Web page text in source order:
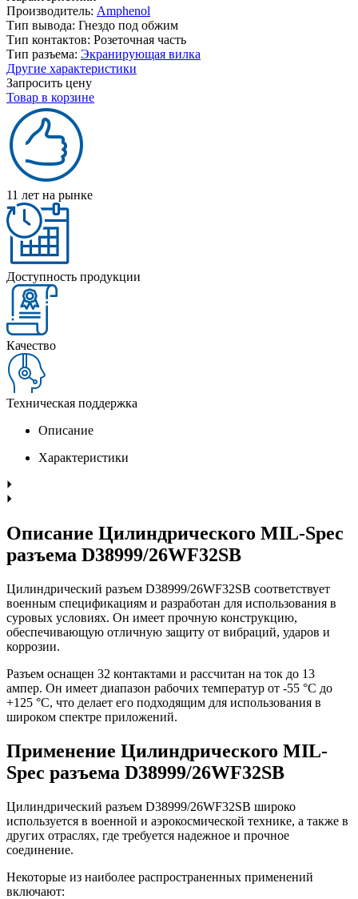
Производитель: Amphenol
Тип вывода: Гнездо под обжим
Тип контактов: Розеточная часть
Тип разъема: Экранирующая вилка
Другие характеристики
Запросить цену
Товар в корзине
11 лет на рынке
Доступность продукции
Качество
Техническая поддержка
Описание
Характеристики
Описание Цилиндрического MIL-Spec
разъема D38999/26WF32SB
Цилиндрический разъем D38999/26WF32SB соответствует
военным спецификациям и разработан для использования в
суровых условиях. Он имеет прочную конструкцию,
обеспечивающую отличную защиту от вибраций, ударов и
коррозии.
Разъем оснащен 32 контактами и рассчитан на ток до 13
ампер. Он имеет диапазон рабочих температур от -55 °C до
+125 °C, что делает его подходящим для использования в
широком спектре приложений.
Применение Цилиндрического MIL-
Spec разъема D38999/26WF32SB
Цилиндрический разъем D38999/26WF32SB широко
используется в военной и аэрокосмической технике, а также в
других отраслях, где требуется надежное и прочное
соединение.
Некоторые из наиболее распространенных применений
включают: